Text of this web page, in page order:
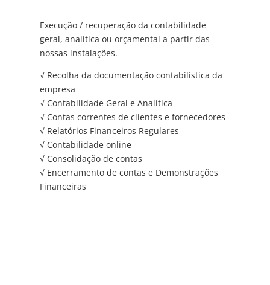
Execução / recuperação da contabilidade
geral, analítica ou orçamental a partir das
nossas instalações.
√ Recolha da documentação contabilística da
empresa
√ Contabilidade Geral e Analítica
√ Contas correntes de clientes e fornecedores
√ Relatórios Financeiros Regulares
√ Contabilidade online
√ Consolidação de contas
√ Encerramento de contas e Demonstrações
Financeiras